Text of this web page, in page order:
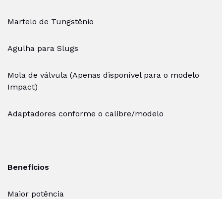
Martelo de Tungstênio
Agulha para Slugs
Mola de válvula (Apenas disponível para o modelo
Impact)
Adaptadores conforme o calibre/modelo
Benefícios
Maior potência